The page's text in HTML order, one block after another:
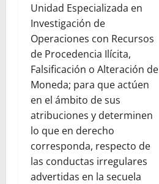
Unidad Especializada en
Investigación de
Operaciones con Recursos
de Procedencia Ilícita,
Falsificación o Alteración de
Moneda; para que actúen
en el ámbito de sus
atribuciones y determinen
lo que en derecho
corresponda, respecto de
las conductas irregulares
advertidas en la secuela